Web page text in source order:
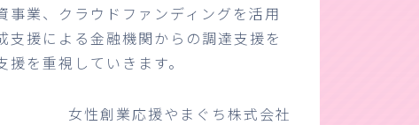
事業、クラウドファンディングを活用
支援による金融機関からの調達支援を
を重視していきます。
女性創業応援やまぐち株式会社